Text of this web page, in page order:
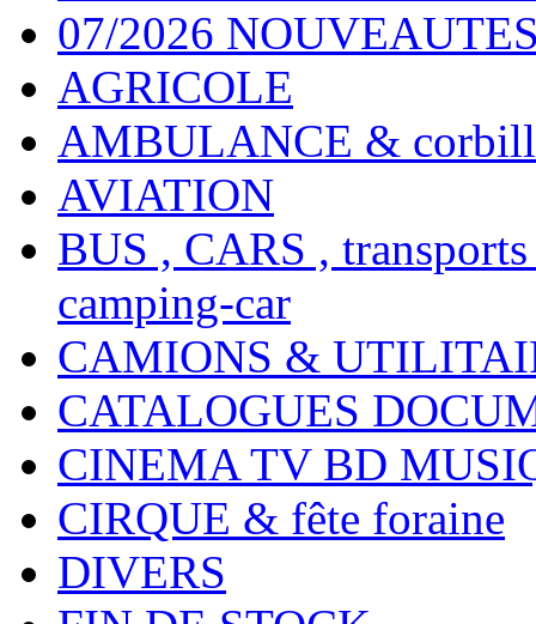
07/2026
AGRICOLE
AMBULANCE &
AVIATION
BUS , CARS ,
camping-car
CAMIONS &
CATALOGUES
CINEMA TV BD
CIRQUE & fête foraine
DIVERS